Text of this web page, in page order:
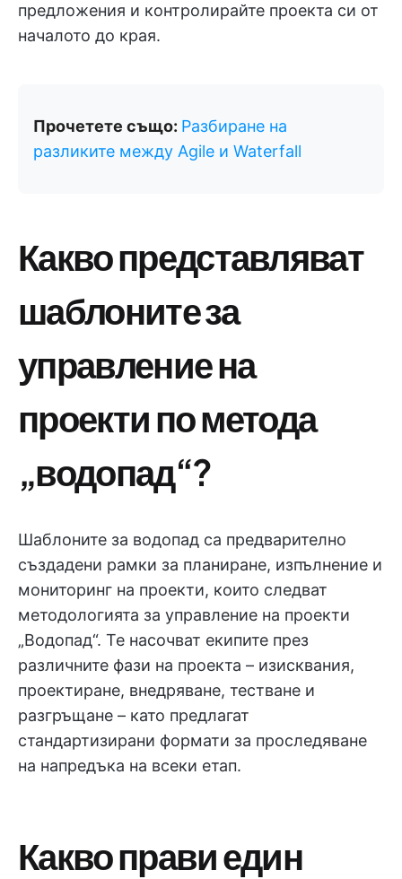
предложения и контролирайте проекта си от
началото до края.
Прочетете също: Разбиране на
разликите между Agile и Waterfall
Какво представляват
шаблоните за
управление на
проекти по метода
„водопад“?
Шаблоните за водопад са предварително
създадени рамки за планиране, изпълнение и
мониторинг на проекти, които следват
методологията за управление на проекти
„Водопад“. Те насочват екипите през
различните фази на проекта – изисквания,
проектиране, внедряване, тестване и
разгръщане – като предлагат
стандартизирани формати за проследяване
на напредъка на всеки етап.
Какво прави един